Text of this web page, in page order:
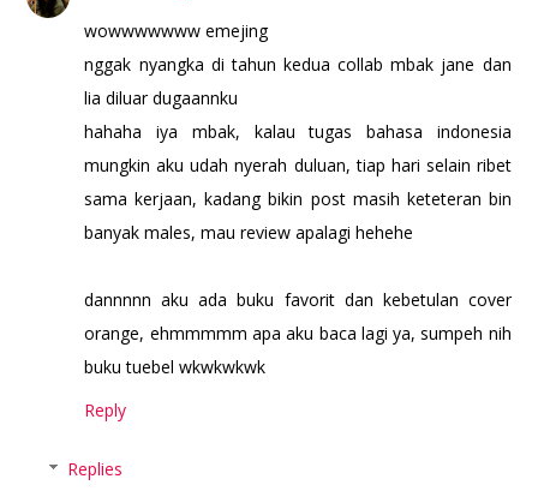
wowwwwwww emejing
nggak nyangka di tahun kedua collab mbak jane dan
lia diluar dugaannku
hahaha iya mbak, kalau tugas bahasa indonesia
mungkin aku udah nyerah duluan, tiap hari selain ribet
sama kerjaan, kadang bikin post masih keteteran bin
banyak males, mau review apalagi hehehe
dannnnn aku ada buku favorit dan kebetulan cover
orange, ehmmmmm apa aku baca lagi ya, sumpeh nih
buku tuebel wkwkwkwk
Reply
Replies